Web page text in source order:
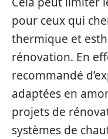
pour ceux qui
thermique et
rénovation. En
recommandé
adaptées en
projets de
systèmes de